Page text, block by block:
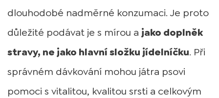
dlouhodobé nadměrné konzumaci. Je proto
důležité podávat je s mírou a jako doplněk
stravy, ne jako hlavní složku jídelníčku. Při
správném dávkování mohou játra psovi
pomoci s vitalitou, kvalitou srsti a celkovým